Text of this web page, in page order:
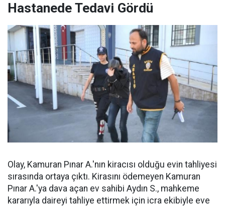
Hastanede Tedavi Gördü
Olay, Kamuran Pınar A.'nın kiracısı olduğu evin tahliyesi
sırasında ortaya çıktı. Kirasını ödemeyen Kamuran
Pınar A.'ya dava açan ev sahibi Aydın S., mahkeme
kararıyla daireyi tahliye ettirmek için icra ekibiyle eve